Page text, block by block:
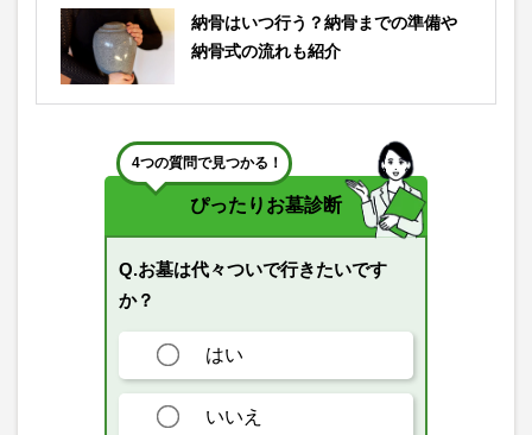
納骨はいつ行う？納骨までの準備や
納骨式の流れも紹介
4つの質問で見つかる！
ぴったりお墓診断
Q.お墓は代々ついで行きたいです
か？
はい
いいえ